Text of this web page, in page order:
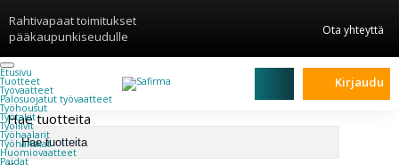
Rahtivapaat toimitukset
pääkaupunkiseudulle
Ota yhteyttä
Etusivu
Tuotteet
Työvaatteet
Palosuojatut työvaatteet
Työhousut
Työtakit
Työliivit
Työhaalarit
Työhanskat
Huomiovaatteet
Paidat
Kirjaudu
Hae tuotteita